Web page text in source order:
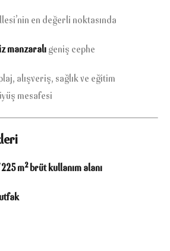
en değerli noktasında
manzaralı geniş cephe
alışveriş, sağlık ve eğitim
mesafesi
225 m² brüt kullanım alanı